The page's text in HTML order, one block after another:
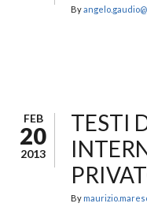
By
FEB
20
2013
TESTI
By